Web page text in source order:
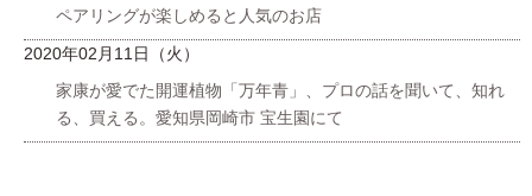
ペアリングが楽しめると人気のお店
2020年02月11日（火）
家康が愛でた開運植物「万年青」、プロの話を聞いて、知れ
る、買える。愛知県岡崎市 宝生園にて